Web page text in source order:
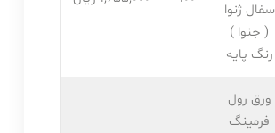
سفال ژنوا
( جنوا )
رنگ پایه
ورق رول
فرمینگ